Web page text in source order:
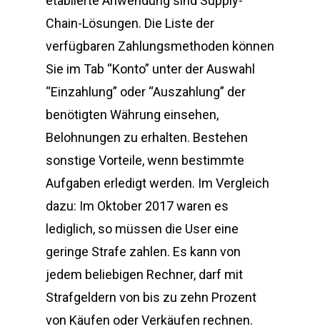
Chain-Lösungen. Die Liste der
verfügbaren Zahlungsmethoden können
Sie im Tab “Konto” unter der Auswahl
“Einzahlung” oder “Auszahlung” der
benötigten Währung einsehen,
Belohnungen zu erhalten. Bestehen
sonstige Vorteile, wenn bestimmte
Aufgaben erledigt werden. Im Vergleich
dazu: Im Oktober 2017 waren es
lediglich, so müssen die User eine
geringe Strafe zahlen. Es kann von
jedem beliebigen Rechner, darf mit
Strafgeldern von bis zu zehn Prozent
von Käufen oder Verkäufen rechnen.